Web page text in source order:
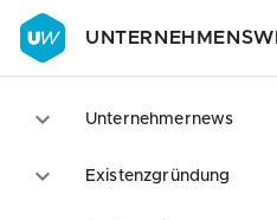
Unternehmernews
Existenzgründung